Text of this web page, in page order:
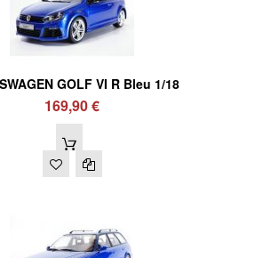
GOLF VI R Bleu 1/18
169,90 €